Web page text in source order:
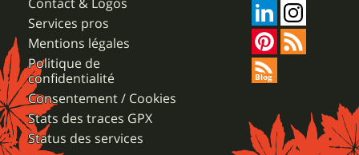
Services pros
Mentions légales
Politique de
confidentialité
Consentement / Cookies
Stats des traces GPX
Status des services